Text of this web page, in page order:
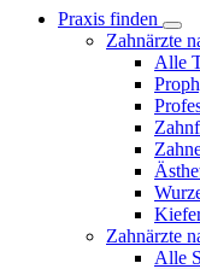
Praxis finden
Zahnärzte
Alle
Zahnärzte
Alle